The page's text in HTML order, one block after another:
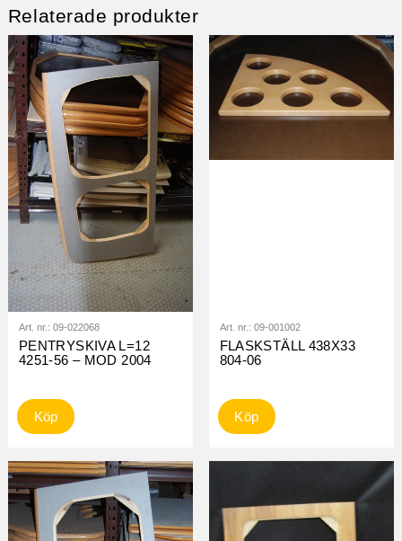
Relaterade produkter
Art. nr.: 09-022068
PENTRYSKIVA L=12
4251-56 – MOD 2004
Köp
Art. nr.: 09-001002
FLASKSTÄLL 438X33
804-06
Köp